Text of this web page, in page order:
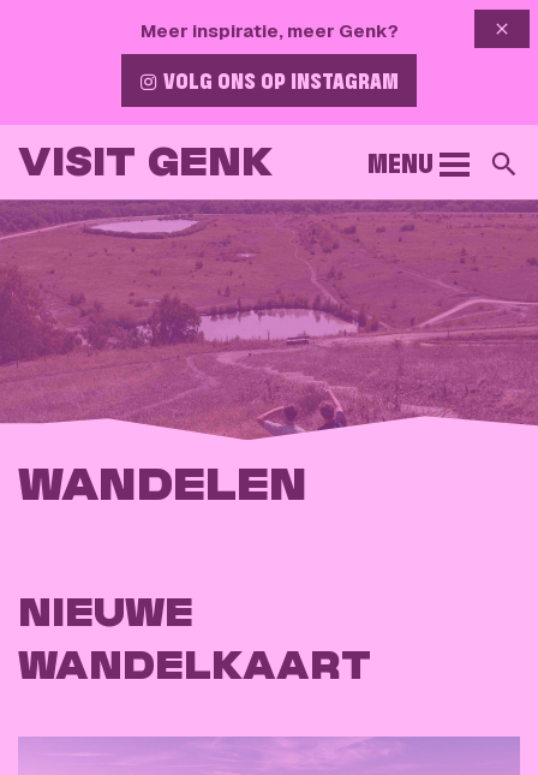
Meer inspiratie, meer Genk?
VOLG ONS OP INSTAGRAM
VISIT GENK MENU
WANDELEN
NIEUWE
WANDELKAART